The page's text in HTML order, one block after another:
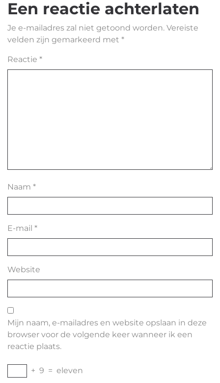
Een reactie achterlaten
Je e-mailadres zal niet getoond worden. Vereiste
velden zijn gemarkeerd met *
Reactie *
Naam *
E-mail *
Website
Mijn naam, e-mailadres en website opslaan in deze
browser voor de volgende keer wanneer ik een
reactie plaats.
+ 9 = eleven